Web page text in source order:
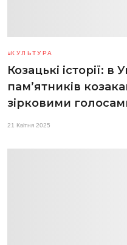
КУЛЬТУРА
Козацькі історії: в
пам’ятників
зірковими
21 Квітня 2025